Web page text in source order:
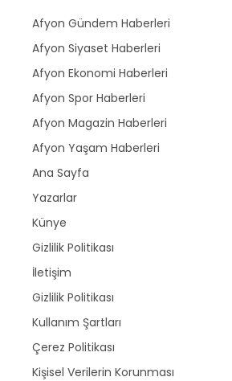
Afyon Gündem Haberleri
Afyon Siyaset Haberleri
Afyon Ekonomi Haberleri
Afyon Spor Haberleri
Afyon Magazin Haberleri
Afyon Yaşam Haberleri
Ana Sayfa
Yazarlar
Künye
Gizlilik Politikası
İletişim
Gizlilik Politikası
Kullanım Şartları
Çerez Politikası
Kişisel Verilerin Korunması